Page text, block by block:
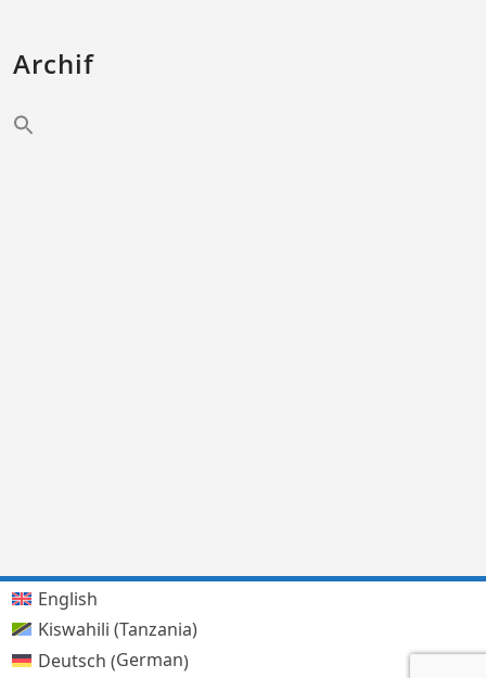
Archif
English
Kiswahili (Tanzania)
Deutsch (German)